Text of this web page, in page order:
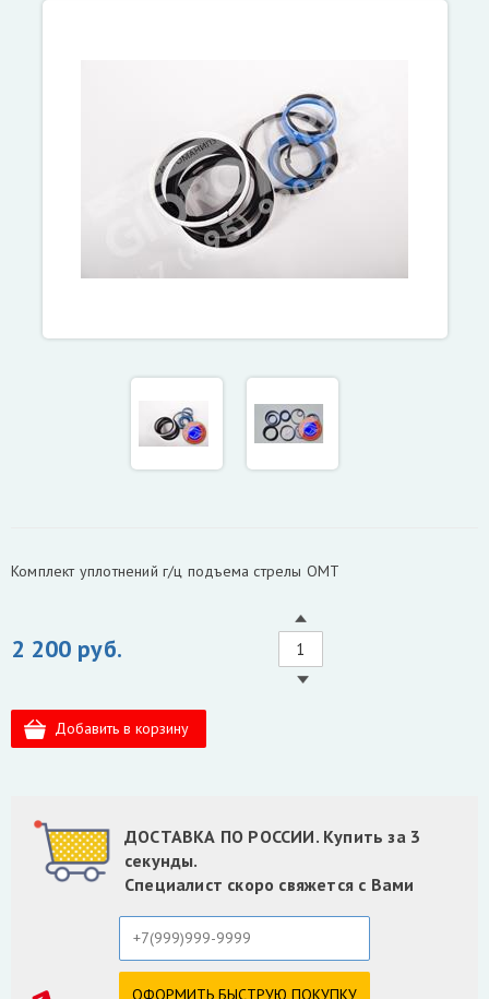
Комплект уплотнений г/ц подъема стрелы ОМТ
2 200 руб.
ДОСТАВКА ПО РОССИИ. Купить за 3
секунды.
Специалист скоро свяжется с Вами